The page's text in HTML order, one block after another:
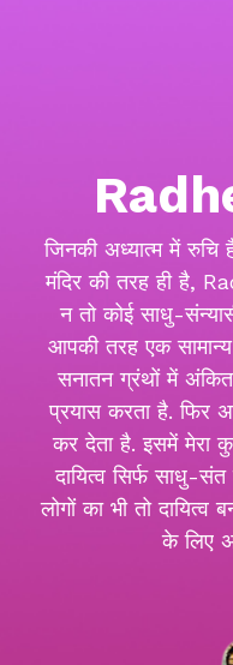
जिनकी अध्यात्म में
मंदिर की तरह ही है,
न तो कोई साधु-
आपकी तरह एक
सनातन ग्रंथों में
प्रयास करता है. फिर
कर देता है. इसमें मेरा
दायित्व सिर्फ साधु-
लोगों का भी तो
के लिए